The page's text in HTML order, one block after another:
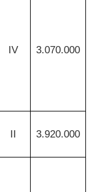
IV 3.070.000
3.920.000